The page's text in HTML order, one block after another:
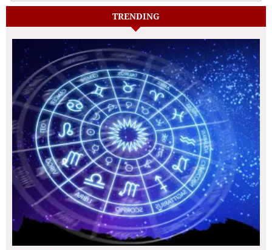
TRENDING